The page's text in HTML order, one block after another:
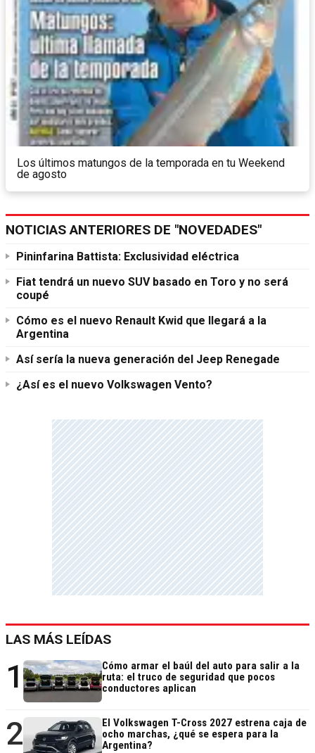
Los últimos matungos de la temporada en tu Weekend
de agosto
NOTICIAS ANTERIORES DE "NOVEDADES"
Pininfarina Battista: Exclusividad eléctrica
Fiat tendrá un nuevo SUV basado en Toro y no será
coupé
Cómo es el nuevo Renault Kwid que llegará a la
Argentina
Así sería la nueva generación del Jeep Renegade
¿Así es el nuevo Volkswagen Vento?
LAS MÁS LEÍDAS
1
Cómo armar el baúl del auto para salir a la
ruta: el truco de seguridad que pocos
conductores aplican
2
El Volkswagen T-Cross 2027 estrena caja de
ocho marchas, ¿qué se espera para la
Argentina?